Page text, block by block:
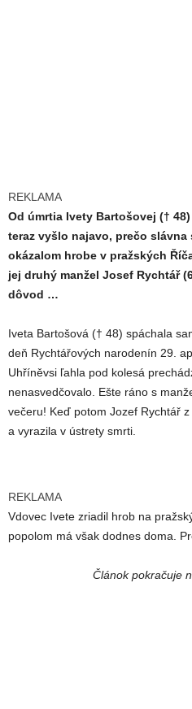
REKLAMA
Od úmrtia Ivety Bartošovej (†
teraz vyšlo najavo, prečo
okázalom hrobe v pražských
jej druhý manžel Josef Rychtář
dôvod …
Iveta Bartošová († 48) spáchala
deň Rychtářových narodenín 29.
Uhříněvsi ľahla pod kolesá
nenasvedčovalo. Ešte ráno s
večeru! Keď potom Jozef Rychtář
a vyrazila v ústrety smrti.
REKLAMA
Vdovec Ivete zriadil hrob na
popolom má však dodnes doma.
Článok pokračuje